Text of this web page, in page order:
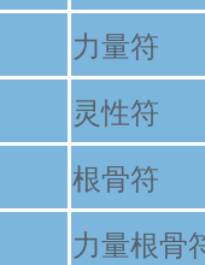
力量符
灵性符
根骨符
力量根骨